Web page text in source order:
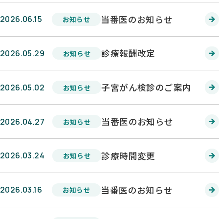
2026.06.15 お知らせ 当番医のお知らせ
2026.05.29 お知らせ 診療報酬改定
2026.05.02 お知らせ 子宮がん検診のご案内
2026.04.27 お知らせ 当番医のお知らせ
2026.03.24 お知らせ 診療時間変更
2026.03.16 お知らせ 当番医のお知らせ